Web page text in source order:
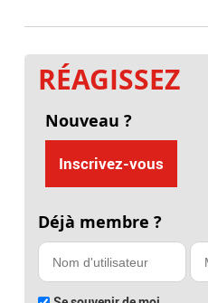
RÉAGISSEZ
Nouveau ?
Inscrivez-vous
Déjà membre ?